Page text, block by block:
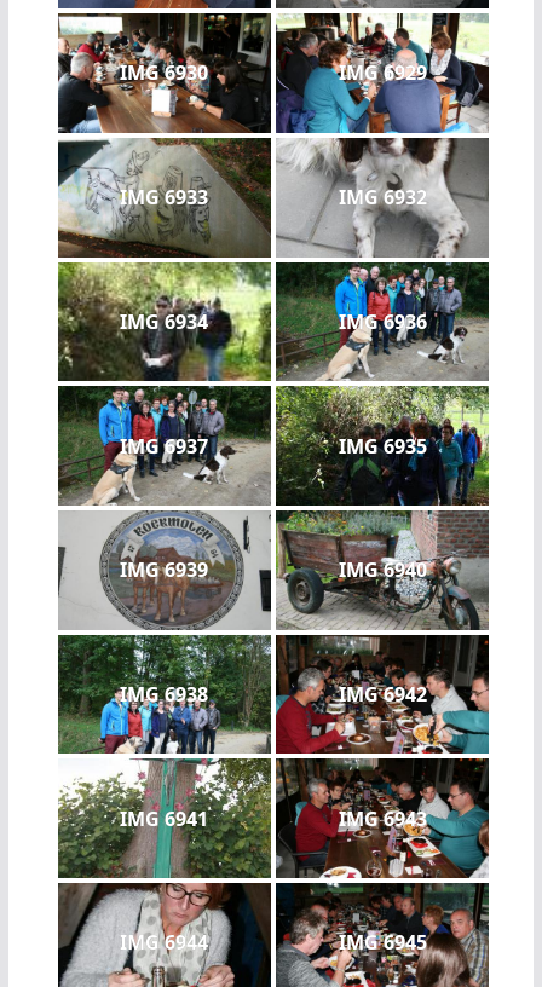
IMG 6930 IMG 6929
IMG 6933 IMG 6932
IMG 6934 IMG 6936
IMG 6937 IMG 6935
IMG 6939 IMG 6940
IMG 6938 IMG 6942
IMG 6941 IMG 6943
IMG 6944 IMG 6945